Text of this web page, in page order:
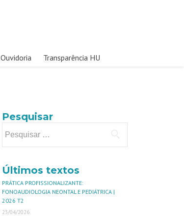
Ouvidoria Transparência HU
Pesquisar
Últimos textos
PRÁTICA PROFISSIONALIZANTE:
FONOAUDIOLOGIA NEONTAL E PEDIÁTRICA |
2026 T2
23/04/2026